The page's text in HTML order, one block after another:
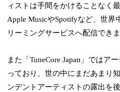
ィストは手間をかけることなく
Apple MusicやSpotifyなど、世界
リーミングサービスへ配信できま
また「TuneCore Japan」ではア
っており、世の中にまだあまり
ンデントアーティストの露出を